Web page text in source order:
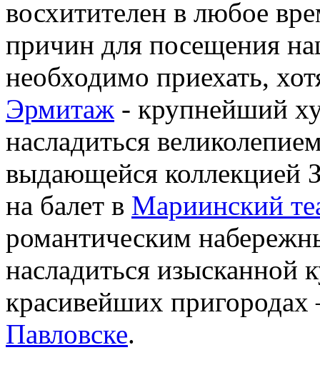
восхитителен в любое
причин для посещения
необходимо приехать,
Эрмитаж - крупнейший
насладиться
выдающейся коллекцией
на балет в Мариинский
романтическим
насладиться изысканной
красивейших
Павловске.